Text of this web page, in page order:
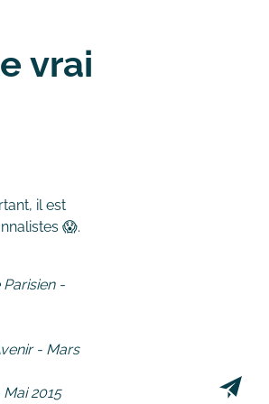
vrai
il est
😱.
Parisien -
- Mars
2015